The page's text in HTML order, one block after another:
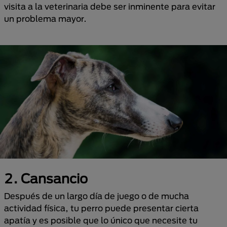
visita a la veterinaria debe ser inminente para evitar
un problema mayor.
2. Cansancio
Después de un largo día de juego o de mucha
actividad física, tu perro puede presentar cierta
apatía y es posible que lo único que necesite tu